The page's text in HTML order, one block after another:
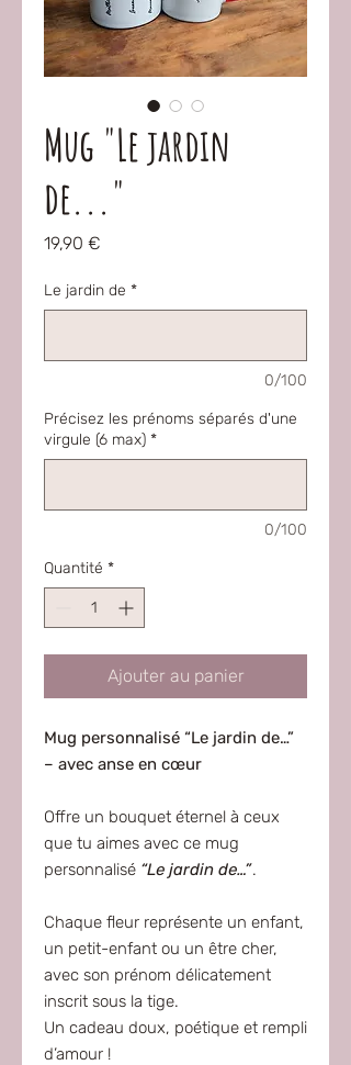
Mug "Le jardin
de..."
19,90 €
Le jardin de *
0/100
Précisez les prénoms séparés d'une
virgule (6 max) *
0/100
Quantité *
Ajouter au panier
Mug personnalisé “Le jardin de…”
– avec anse en cœur
Offre un bouquet éternel à ceux
que tu aimes avec ce mug
personnalisé “Le jardin de…”.
Chaque fleur représente un enfant,
un petit-enfant ou un être cher,
avec son prénom délicatement
inscrit sous la tige.
Un cadeau doux, poétique et rempli
d’amour !